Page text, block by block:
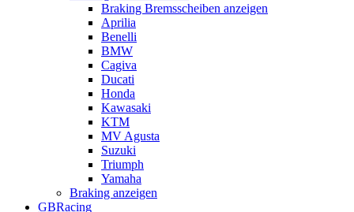
Braking Bremsscheiben anzeigen
Aprilia
Benelli
BMW
Cagiva
Ducati
Honda
Kawasaki
KTM
MV Agusta
Suzuki
Triumph
Yamaha
Braking anzeigen
GBRacing